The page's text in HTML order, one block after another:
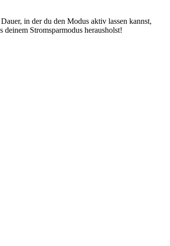
in der du den Modus aktiv lassen kannst,
Stromsparmodus herausholst!